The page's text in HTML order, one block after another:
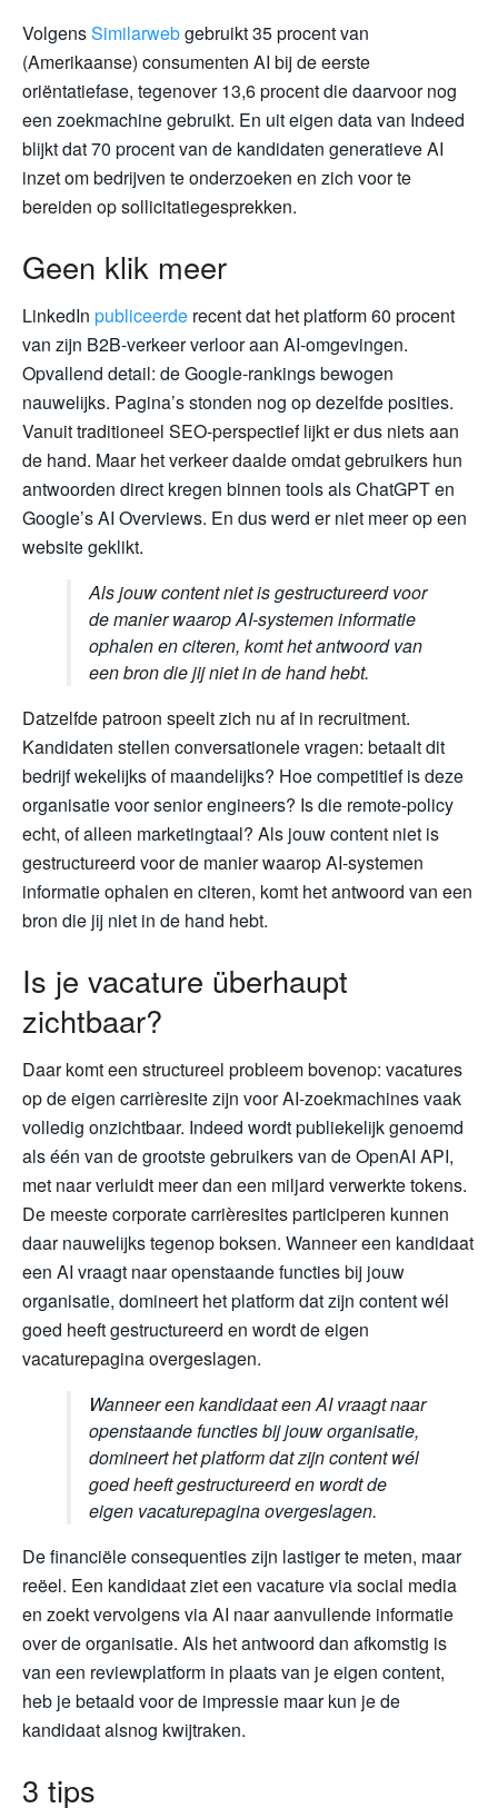
VolgensSimilarwebgebruikt 35 procent van
(Amerikaanse) consumenten AI bij de eerste
oriëntatiefase, tegenover 13,6 procent die daarvoor nog
een zoekmachine gebruikt. En uit eigen data van Indeed
blijkt dat 70 procent van de kandidaten generatieve AI
inzet om bedrijven te onderzoeken en zich voor te
bereiden op sollicitatiegesprekken.
Geen klik meer
LinkedIn publiceerde recent dat het platform 60 procent
van zijn B2B-verkeer verloor aan AI-omgevingen.
Opvallend detail: de Google-rankings bewogen
nauwelijks. Pagina’s stonden nog op dezelfde posities.
Vanuit traditioneel SEO-perspectief lijkt er dus niets aan
de hand. Maar het verkeer daalde omdat gebruikers hun
antwoorden direct kregen binnen tools als ChatGPT en
Google’s AI Overviews. En dus werd er niet meer op een
website geklikt.
Als jouw content niet is gestructureerd voor
de manier waarop AI-systemen informatie
ophalen en citeren, komt het antwoord van
een bron die jij niet in de hand hebt.
Datzelfde patroon speelt zich nu af in recruitment.
Kandidaten stellen conversationele vragen: betaalt dit
bedrijf wekelijks of maandelijks? Hoe competitief is deze
organisatie voor senior engineers? Is die remote-policy
echt, of alleen marketingtaal? Als jouw content niet is
gestructureerd voor de manier waarop AI-systemen
informatie ophalen en citeren, komt het antwoord van een
bron die jij niet in de hand hebt.
Is je vacature überhaupt
zichtbaar?
Daar komt een structureel probleem bovenop: vacatures
op de eigen carrièresite zijn voor AI-zoekmachines vaak
volledig onzichtbaar. Indeed wordt publiekelijk genoemd
als één van de grootste gebruikers van de OpenAI API,
met naar verluidt meer dan een miljard verwerkte tokens.
De meeste corporate carrièresites participeren kunnen
daar nauwelijks tegenop boksen. Wanneer een kandidaat
een AI vraagt naar openstaande functies bij jouw
organisatie, domineert het platform dat zijn content wél
goed heeft gestructureerd en wordt de eigen
vacaturepagina overgeslagen.
Wanneer een kandidaat een AI vraagt naar
openstaande functies bij jouw organisatie,
domineert het platform dat zijn content wél
goed heeft gestructureerd en wordt de
eigen vacaturepagina overgeslagen.
De financiële consequenties zijn lastiger te meten, maar
reëel. Een kandidaat ziet een vacature via social media
en zoekt vervolgens via AI naar aanvullende informatie
over de organisatie. Als het antwoord dan afkomstig is
van een reviewplatform in plaats van je eigen content,
heb je betaald voor de impressie maar kun je de
kandidaat alsnog kwijtraken.
3 tips